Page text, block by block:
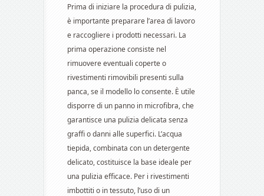
Prima di iniziare la procedura di pulizia,
è importante preparare l’area di lavoro
e raccogliere i prodotti necessari. La
prima operazione consiste nel
rimuovere eventuali coperte o
rivestimenti rimovibili presenti sulla
panca, se il modello lo consente. È utile
disporre di un panno in microfibra, che
garantisce una pulizia delicata senza
graffi o danni alle superfici. L’acqua
tiepida, combinata con un detergente
delicato, costituisce la base ideale per
una pulizia efficace. Per i rivestimenti
imbottiti o in tessuto, l’uso di un